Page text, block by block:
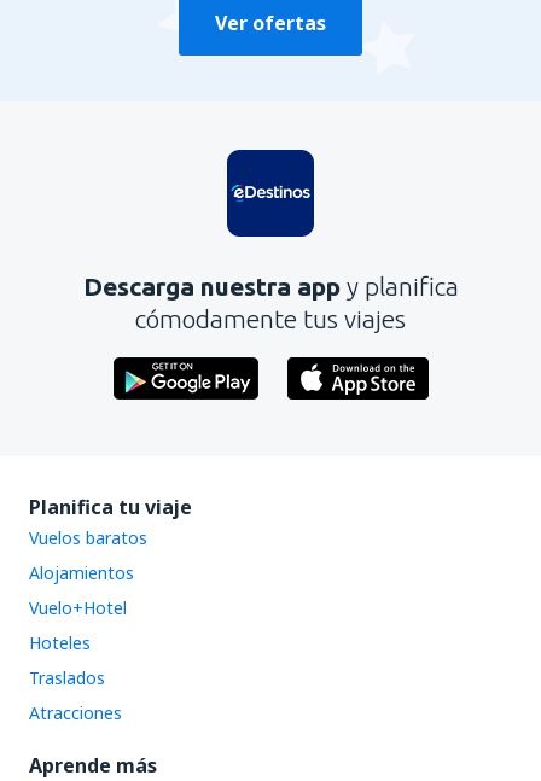
Ver ofertas
Descarga nuestra app y planifica
cómodamente tus viajes
Planifica tu viaje
Vuelos baratos
Alojamientos
Vuelo+Hotel
Hoteles
Traslados
Atracciones
Aprende más